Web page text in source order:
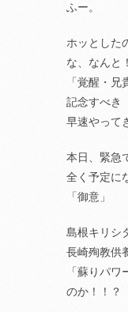
ふー。
ホッとした
な、なんと！
「覚醒・兄
記念すべき
早速やって
本日、緊急
全く予定に
「御意」
島根キリシ
長崎殉教供
「蘇りパ
のか！！？